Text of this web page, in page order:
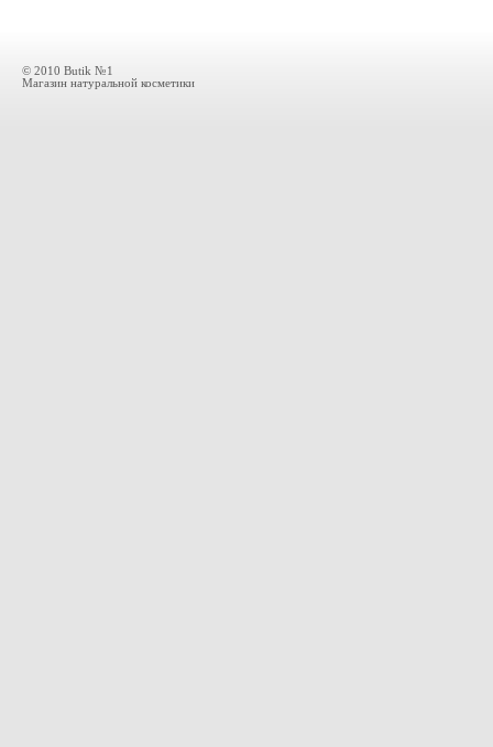
© 2010 Butik №1
Магазин натуральной косметики